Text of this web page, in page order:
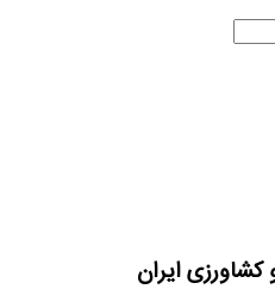
کشاورزی ایران